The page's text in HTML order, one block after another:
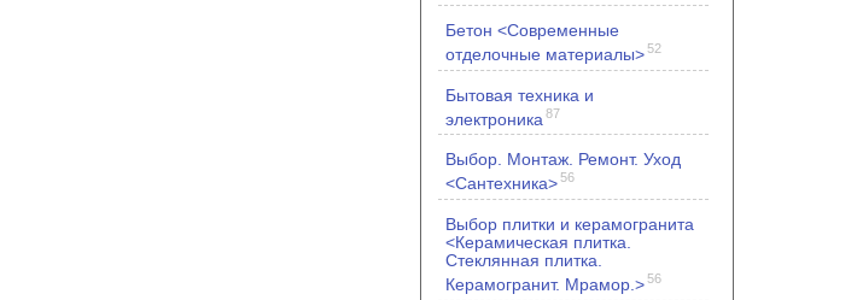
Бетон <Современные
отделочные материалы>52
Бытовая техника и
электроника 87
Выбор. Монтаж. Ремонт. Уход
<Сантехника>56
Выбор плитки и керамогранита
<Керамическая плитка.
Стеклянная плитка.
Керамогранит. Мрамор.>56